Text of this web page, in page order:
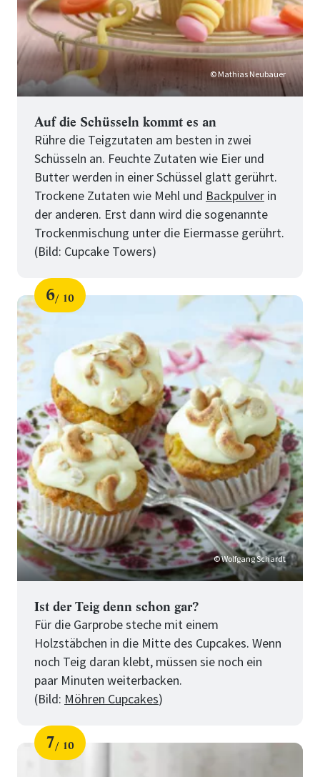
© Mathias Neubauer
Auf die Schüsseln kommt es an
Rühre die Teigzutaten am besten in zwei
Schüsseln an. Feuchte Zutaten wie Eier und
Butter werden in einer Schüssel glatt gerührt.
Trockene Zutaten wie Mehl und Backpulver in
der anderen. Erst dann wird die sogenannte
Trockenmischung unter die Eiermasse gerührt.
(Bild: Cupcake Towers)
Schritt
6
von
10
für
Tipps
für
perfekte
Cupcakes
© Wolfgang Schardt
Ist der Teig denn schon gar?
Für die Garprobe steche mit einem
Holzstäbchen in die Mitte des Cupcakes. Wenn
noch Teig daran klebt, müssen sie noch ein
paar Minuten weiterbacken.
(Bild: Möhren Cupcakes)
Schritt
7
von
10
für